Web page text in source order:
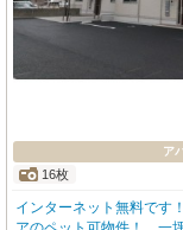
ア
16枚
インターネット無料です